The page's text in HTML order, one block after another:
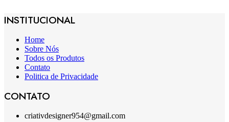
INSTITUCIONAL
Home
Sobre Nós
Todos os Produtos
Contato
Politica de Privacidade
CONTATO
criativdesigner954@gmail.com